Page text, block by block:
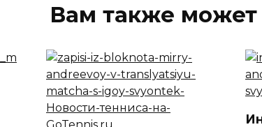
Вам также может